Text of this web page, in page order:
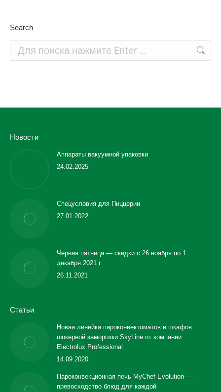
Search
Новости
Аппараты вакуумной упаковки
24.02.2025
Спецусловия для Пиццерии
27.01.2022
Черная пятница — скидки с 26 ноября по 1
декабря 2021 г.
26.11.2021
Статьи
Новая линейка пароконвектоматов и шкафов
шокерной заморозки SkyLine от компании
Electrolux Professional
14.09.2020
Пароконвекционная печь MyChef Evolution —
превосходство блюд для каждой